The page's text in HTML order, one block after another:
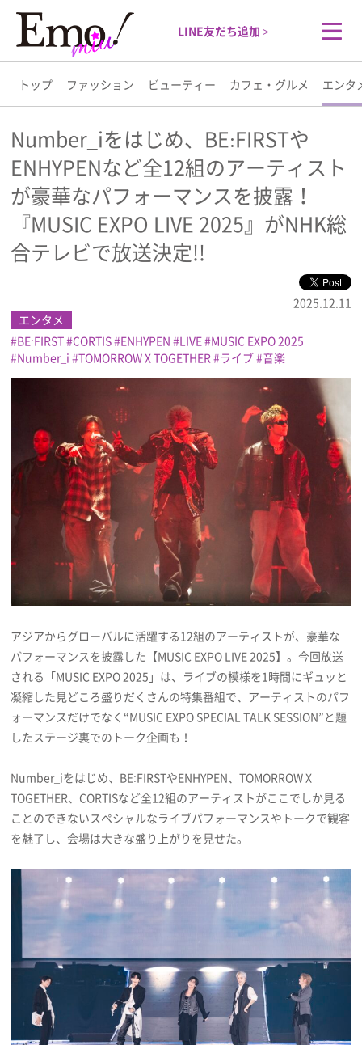
LINE友だち追加 >
トップ ファッション ビューティー カフェ・グルメ エンタ
トップ
ファッション
ビューティー
カフェ・グルメ
エンタメ
ライフスタイル
インタビュー
フィルム
Emoメン
ランキング
Emo!miuとは？
免責事項
プライバシーポリシー
利用規約
お問い合わせ
Number_iをはじめ、BE:FIRSTや
ENHYPENなど全12組のアーティスト
が豪華なパフォーマンスを披露！
『MUSIC EXPO LIVE 2025』がNHK総
合テレビで放送決定!!
2025.12.11
エンタメ
BE:FIRST CORTIS ENHYPEN LIVE MUSIC EXPO 2025
Number_i
TOMORROW X TOGETHER ライブ 音楽
アジアからグローバルに活躍する12組のアーティストが、豪華な
パフォーマンスを披露した【MUSIC EXPO LIVE 2025】。今回放送
される「MUSIC EXPO 2025」は、ライブの模様を1時間にギュッと
凝縮した見どころ盛りだくさんの特集番組で、アーティストのパフ
ォーマンスだけでなく“MUSIC EXPO SPECIAL TALK SESSION”と題
したステージ裏でのトーク企画も！
Number_iをはじめ、BE:FIRSTやENHYPEN、TOMORROW X
TOGETHER、CORTISなど全12組のアーティストがここでしか見る
ことのできないスペシャルなライブパフォーマンスやトークで観客
を魅了し、会場は大きな盛り上がりを見せた。